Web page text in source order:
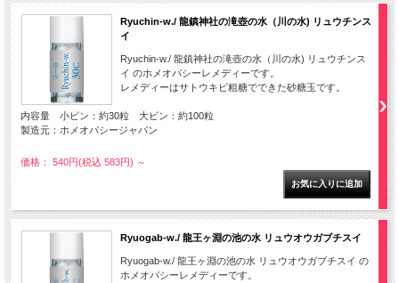
Ryuchin-w./ 龍鎮神社の滝壺の水（川の水) リュウチンス
イ
Ryuchin-w./ 龍鎮神社の滝壺の水（川の水) リュウチンス
イ のホメオパシーレメディーです。
レメディーはサトウキビ粗糖でできた砂糖玉です。
内容量 小ビン：約30粒 大ビン：約100粒
製造元：ホメオパシージャパン
価格： 540円(税込 583円) ～
Ryuogab-w./ 龍王ヶ淵の池の水 リュウオウガブチスイ
Ryuogab-w./ 龍王ヶ淵の池の水 リュウオウガブチスイ の
ホメオパシーレメディーです。